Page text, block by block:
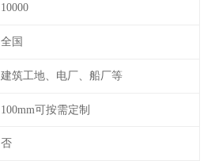
10000
全国
建筑工地、电厂、船厂等
100mm可按需定制
否